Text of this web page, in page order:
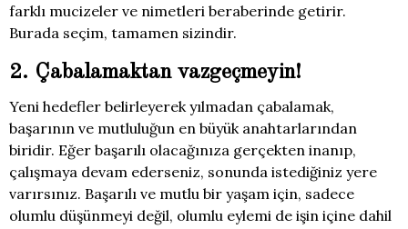
farklı mucizeler ve nimetleri beraberinde getirir.
Burada seçim, tamamen sizindir.
2. Çabalamaktan vazgeçmeyin!
Yeni hedefler belirleyerek yılmadan çabalamak,
başarının ve mutluluğun en büyük anahtarlarından
biridir. Eğer başarılı olacağınıza gerçekten inanıp,
çalışmaya devam ederseniz, sonunda istediğiniz yere
varırsınız. Başarılı ve mutlu bir yaşam için, sadece
olumlu düşünmeyi değil, olumlu eylemi de işin içine dahil